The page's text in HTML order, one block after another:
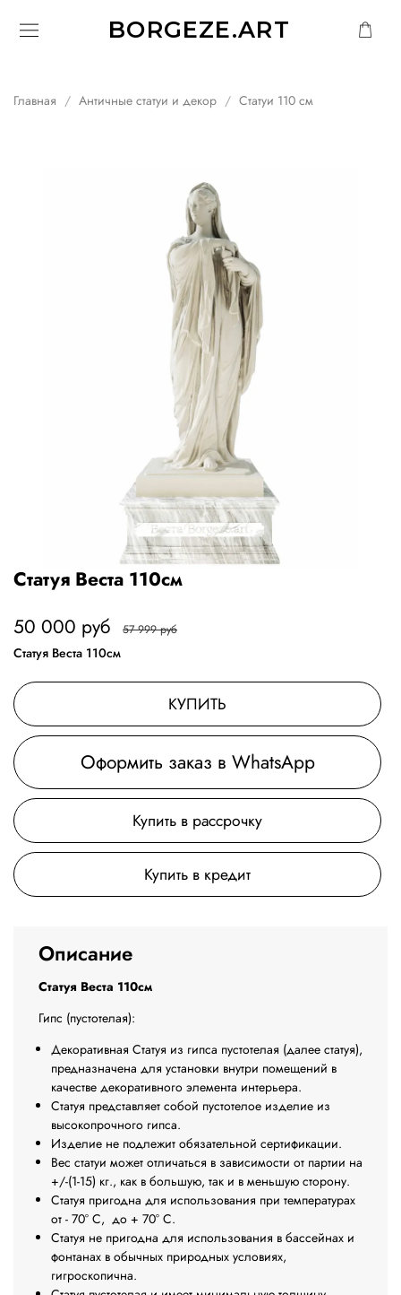
BORGEZE.ART
Главная Античные статуи и декор Статуи 110 см
Статуя Веста 110см
50 000 руб
57 999 руб
КУПИТЬ
Оформить заказ в WhatsApp
Купить в рассрочку
Купить в кредит
Статуя Веста 110см
Описание
Статуя Веста 110см
Гипс (пустотелая):
Декоративная Статуя из гипса пустотелая (далее статуя),
предназначена для установки внутри помещений в
качестве декоративного элемента интерьера.
Статуя представляет собой пустотелое изделие из
высокопрочного гипса.
Изделие не подлежит обязательной сертификации.
Вес статуи может отличаться в зависимости от партии на
+/-(1-15) кг., как в большую, так и в меньшую сторону.
Статуя пригодна для использования при температурах
от - 70° С, до + 70° С.
Статуя не пригодна для использования в бассейнах и
фонтанах в обычных природных условиях,
гигроскопична.